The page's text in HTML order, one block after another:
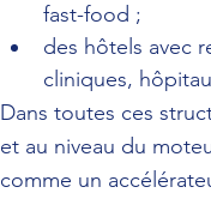
fast-food ;
des hôtels avec
cliniques,
Dans toutes ces
et au niveau du
comme un